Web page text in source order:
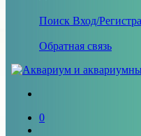
Поиск Вход/
Обратная связь
0